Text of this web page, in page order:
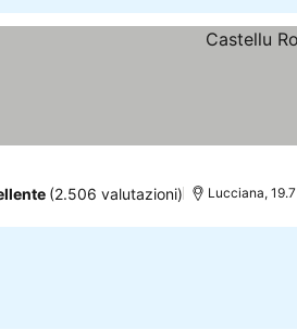
(2.506 valutazioni) Lucciana,